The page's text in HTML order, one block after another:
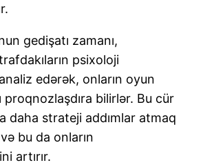
gedişatı zamanı,
psixoloji
edərək, onların oyun
proqnozlaşdıra bilirlər. Bu cür
daha strateji addımlar atmaq
bu da onların
artırır.